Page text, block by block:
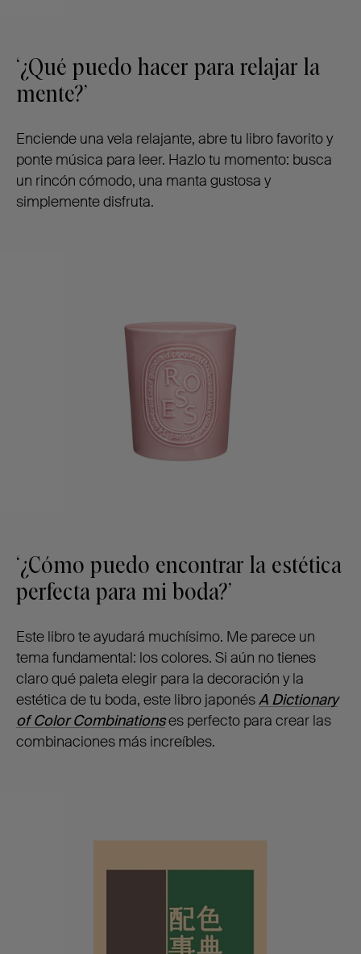
‘¿Qué puedo hacer para relajar la
mente?’
Enciende una vela relajante, abre tu libro favorito y
ponte música para leer. Hazlo tu momento: busca
un rincón cómodo, una manta gustosa y
simplemente disfruta.
‘¿Cómo puedo encontrar la estética
perfecta para mi boda?’
Este libro te ayudará muchísimo. Me parece un
tema fundamental: los colores. Si aún no tienes
claro qué paleta elegir para la decoración y la
estética de tu boda, este libro japonésA Dictionary
of Color Combinationses perfecto para crear las
combinaciones más increíbles.